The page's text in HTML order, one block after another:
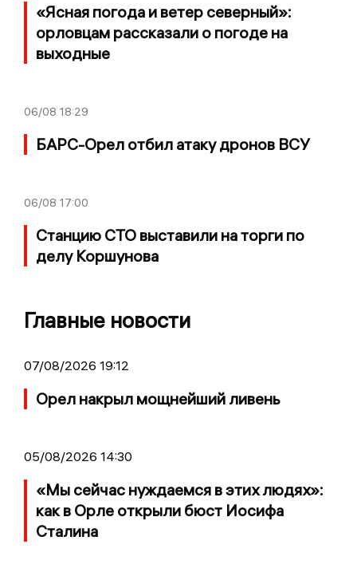
«Ясная погода и ветер северный»:
орловцам рассказали о погоде на
выходные
06/08 18:29
БАРС-Орел отбил атаку дронов ВСУ
06/08 17:00
Станцию СТО выставили на торги по
делу Коршунова
Главные новости
07/08/2026 19:12
Орел накрыл мощнейший ливень
05/08/2026 14:30
«Мы сейчас нуждаемся в этих людях»:
как в Орле открыли бюст Иосифа
Сталина